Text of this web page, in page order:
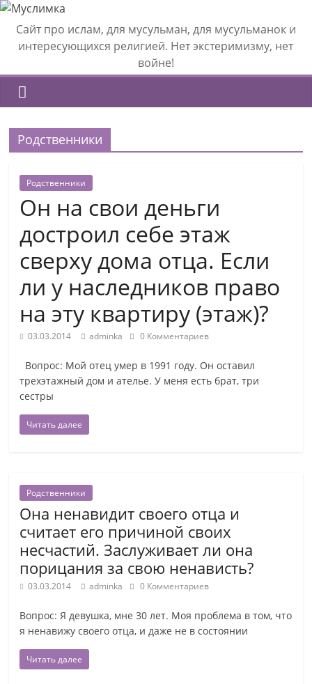
Сайт про ислам, для мусульман, для мусульманок и
интересующихся религией. Нет экстеримизму, нет
войне!
Родственники
Родственники
Он на свои деньги
достроил себе этаж
сверху дома отца. Если
ли у наследников право
на эту квартиру (этаж)?
03.03.2014 adminka 0 Комментариев
Вопрос: Мой отец умер в 1991 году. Он оставил
трехэтажный дом и ателье. У меня есть брат, три
сестры
Читать далее
Родственники
Она ненавидит своего отца и
считает его причиной своих
несчастий. Заслуживает ли она
порицания за свою ненависть?
03.03.2014 adminka 0 Комментариев
Вопрос: Я девушка, мне 30 лет. Моя проблема в том, что
я ненавижу своего отца, и даже не в состоянии
Читать далее